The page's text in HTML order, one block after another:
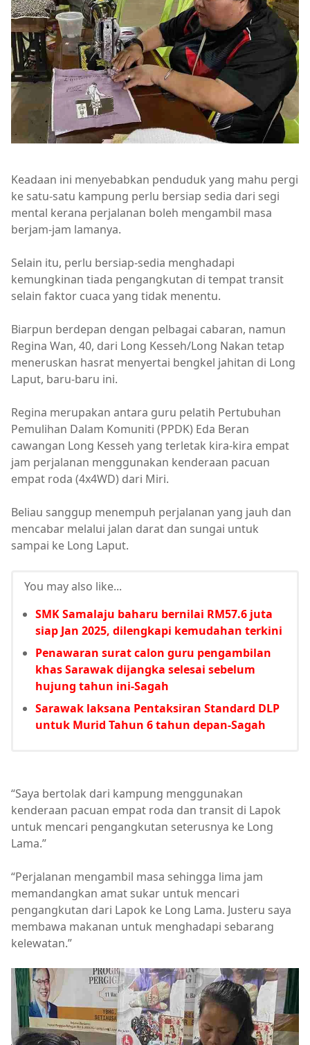
Keadaan ini menyebabkan penduduk yang mahu pergi
ke satu-satu kampung perlu bersiap sedia dari segi
mental kerana perjalanan boleh mengambil masa
berjam-jam lamanya.
Selain itu, perlu bersiap-sedia menghadapi
kemungkinan tiada pengangkutan di tempat transit
selain faktor cuaca yang tidak menentu.
Biarpun berdepan dengan pelbagai cabaran, namun
Regina Wan, 40, dari Long Kesseh/Long Nakan tetap
meneruskan hasrat menyertai bengkel jahitan di Long
Laput, baru-baru ini.
Regina merupakan antara guru pelatih Pertubuhan
Pemulihan Dalam Komuniti (PPDK) Eda Beran
cawangan Long Kesseh yang terletak kira-kira empat
jam perjalanan menggunakan kenderaan pacuan
empat roda (4x4WD) dari Miri.
Beliau sanggup menempuh perjalanan yang jauh dan
mencabar melalui jalan darat dan sungai untuk
sampai ke Long Laput.
You may also like...
SMK Samalaju baharu bernilai RM57.6 juta
siap Jan 2025, dilengkapi kemudahan terkini
Penawaran surat calon guru pengambilan
khas Sarawak dijangka selesai sebelum
hujung tahun ini-Sagah
Sarawak laksana Pentaksiran Standard DLP
untuk Murid Tahun 6 tahun depan-Sagah
“Saya bertolak dari kampung menggunakan
kenderaan pacuan empat roda dan transit di Lapok
untuk mencari pengangkutan seterusnya ke Long
Lama.”
“Perjalanan mengambil masa sehingga lima jam
memandangkan amat sukar untuk mencari
pengangkutan dari Lapok ke Long Lama. Justeru saya
membawa makanan untuk menghadapi sebarang
kelewatan.”